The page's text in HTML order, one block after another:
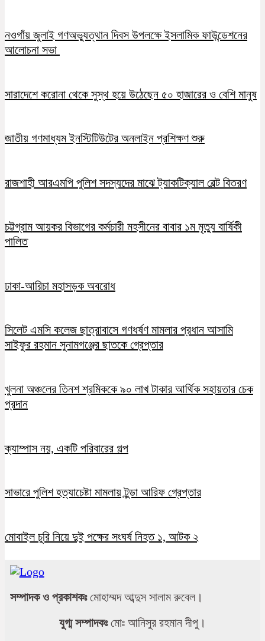
নওগাঁয় জুলাই গণঅভ্যুত্থান দিবস উপলক্ষে ইসলামিক ফাউন্ডেশনের
আলোচনা সভা
সারাদেশে করোনা থেকে সুস্থ হয়ে উঠেছেন ৫০ হাজারের ও বেশি মানুষ
জাতীয় গণমাধ্যম ইনস্টিটিউটের অনলাইন প্রশিক্ষণ শুরু
রাজশাহী আরএমপি পুলিশ সদস্যদের মাঝে ট্যাকটিক্যাল বেল্ট বিতরণ
চট্টগ্রাম আয়কর বিভাগের কর্মচারী মহসীনের বাবার ১ম মৃত্যু বার্ষিকী
পালিত
ঢাকা-আরিচা মহাসড়ক অবরোধ
সিলেট এমসি কলেজ ছাত্রাবাসে গণধর্ষণ মামলার প্রধান আসামি
সাইফুর রহমান সুনামগঞ্জের ছাতকে গ্রেপ্তার
খুলনা অঞ্চলের তিনশ শ্রমিককে ৯০ লাখ টাকার আর্থিক সহায়তার চেক
প্রদান
ক্যাম্পাস নয়, একটি পরিবারের গল্প
সাভারে পুলিশ হত্যাচেষ্টা মামলায় টুন্ডা আরিফ গ্রেপ্তার
মোবাইল চুরি নিয়ে দুই পক্ষের সংঘর্ষ নিহত ১, আটক ২
সম্পাদক ও প্রকাশকঃমোহাম্মদ আব্দুস সালাম রুবেল।
যুগ্ম সম্পাদকঃমোঃ আনিসুর রহমান দীপু।